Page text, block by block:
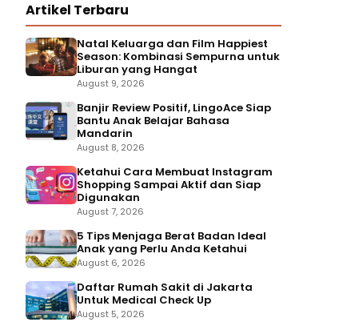
Artikel Terbaru
Natal Keluarga dan Film Happiest
Season: Kombinasi Sempurna untuk
Liburan yang Hangat
August 9, 2026
Banjir Review Positif, LingoAce Siap
Bantu Anak Belajar Bahasa
Mandarin
August 8, 2026
Ketahui Cara Membuat Instagram
Shopping Sampai Aktif dan Siap
Digunakan
August 7, 2026
5 Tips Menjaga Berat Badan Ideal
Anak yang Perlu Anda Ketahui
August 6, 2026
Daftar Rumah Sakit di Jakarta
Untuk Medical Check Up
August 5, 2026